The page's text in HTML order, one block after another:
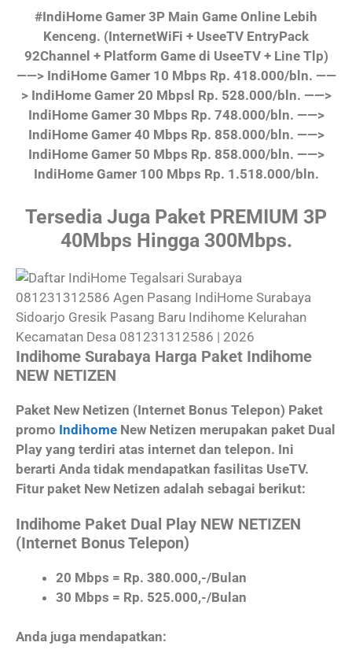
#IndiHome Gamer 3P Main Game Online Lebih
Kenceng. (InternetWiFi + UseeTV EntryPack
92Channel + Platform Game di UseeTV + Line Tlp)
——> IndiHome Gamer 10 Mbps Rp. 418.000/bln. ——
> IndiHome Gamer 20 Mbpsl Rp. 528.000/bln. ——>
IndiHome Gamer 30 Mbps Rp. 748.000/bln. ——>
IndiHome Gamer 40 Mbps Rp. 858.000/bln. ——>
IndiHome Gamer 50 Mbps Rp. 858.000/bln. ——>
IndiHome Gamer 100 Mbps Rp. 1.518.000/bln.
Tersedia Juga Paket PREMIUM 3P
40Mbps Hingga 300Mbps.
Indihome Surabaya Harga Paket Indihome
NEW NETIZEN
Paket New Netizen (Internet Bonus Telepon) Paket
promo Indihome New Netizen merupakan paket Dual
Play yang terdiri atas internet dan telepon. Ini
berarti Anda tidak mendapatkan fasilitas UseTV.
Fitur paket New Netizen adalah sebagai berikut:
Indihome Paket Dual Play NEW NETIZEN
(Internet Bonus Telepon)
20 Mbps = Rp. 380.000,-/Bulan
30 Mbps = Rp. 525.000,-/Bulan
Anda juga mendapatkan: